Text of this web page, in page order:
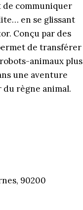
communiquer
en se glissant
Conçu par des
de transférer
animaux plus
une aventure
règne animal.
90200